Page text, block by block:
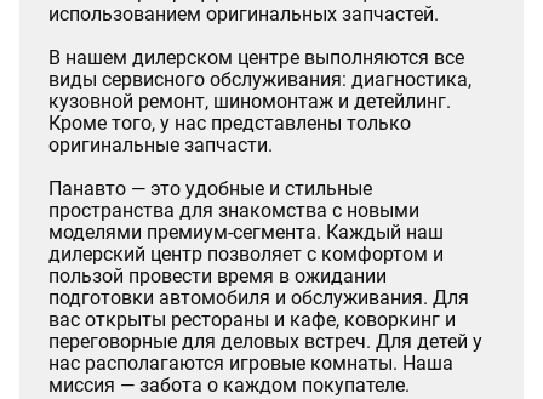
использованием оригинальных запчастей.
В нашем дилерском центре выполняются все
виды сервисного обслуживания: диагностика,
кузовной ремонт, шиномонтаж и детейлинг.
Кроме того, у нас представлены только
оригинальные запчасти.
Панавто — это удобные и стильные
пространства для знакомства с новыми
моделями премиум-сегмента. Каждый наш
дилерский центр позволяет с комфортом и
пользой провести время в ожидании
подготовки автомобиля и обслуживания. Для
вас открыты рестораны и кафе, коворкинг и
переговорные для деловых встреч. Для детей у
нас располагаются игровые комнаты. Наша
миссия — забота о каждом покупателе.